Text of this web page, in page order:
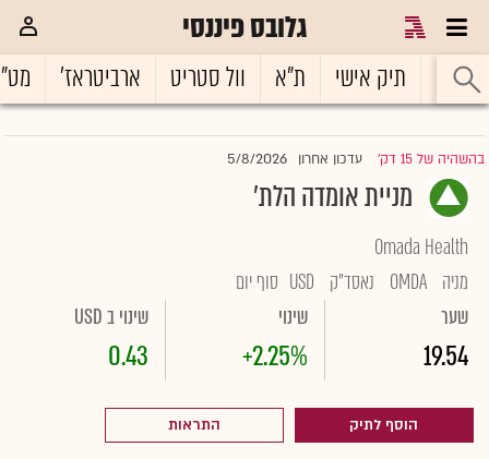
גלובס פיננסי
ראשי תיק אישי ת"א וול סטריט ארביטראז'
בהשהיה של 15 דק' |עדכון אחרון 5/8/2026
מניית אומדה הלת'
Omada Health
מניה OMDA נאסד"ק USD סוף יום
שער
19.54
שינוי
+2.25%
שינוי ב USD
0.43
הוסף לתיק התראות